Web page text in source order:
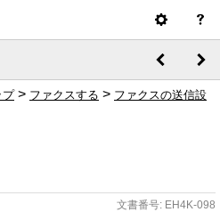
プ> ファクスする > ファクスの送信設
文書番号: EH4K-098